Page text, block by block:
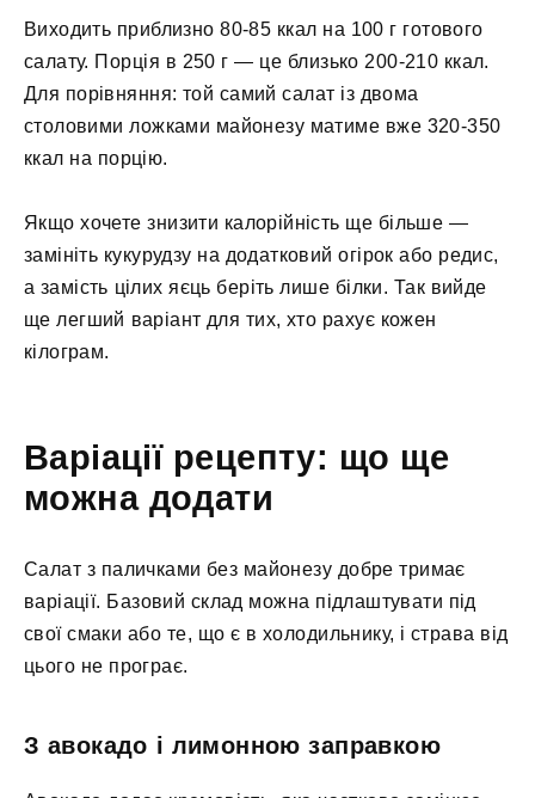
Виходить приблизно 80-85 ккал на 100 г готового
салату. Порція в 250 г — це близько 200-210 ккал.
Для порівняння: той самий салат із двома
столовими ложками майонезу матиме вже 320-350
ккал на порцію.
Якщо хочете знизити калорійність ще більше —
замініть кукурудзу на додатковий огірок або редис,
а замість цілих яєць беріть лише білки. Так вийде
ще легший варіант для тих, хто рахує кожен
кілограм.
Варіації рецепту: що ще
можна додати
Салат з паличками без майонезу добре тримає
варіації. Базовий склад можна підлаштувати під
свої смаки або те, що є в холодильнику, і страва від
цього не програє.
З авокадо і лимонною заправкою